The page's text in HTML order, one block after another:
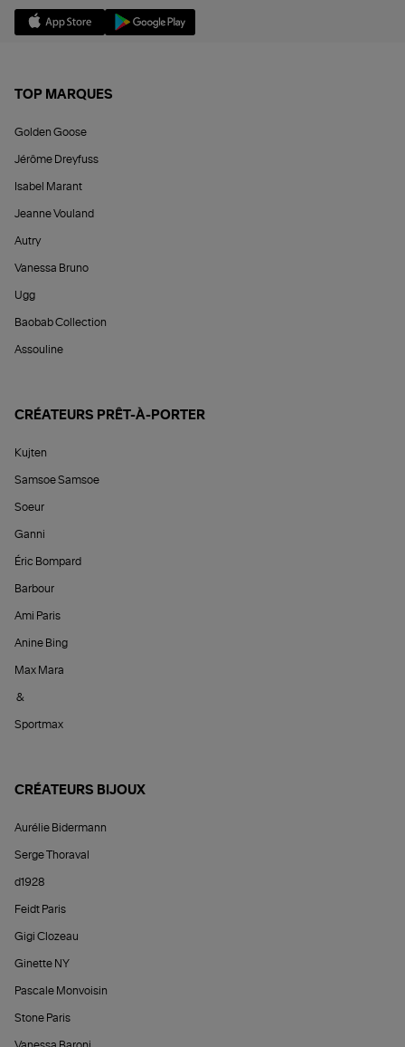
TOP MARQUES
Golden Goose
Jérôme Dreyfuss
Isabel Marant
Jeanne Vouland
Autry
Vanessa Bruno
Ugg
Baobab Collection
Assouline
CRÉATEURS PRÊT-À-PORTER
Kujten
Samsoe Samsoe
Soeur
Ganni
Éric Bompard
Barbour
Ami Paris
Anine Bing
Max Mara
&
Sportmax
CRÉATEURS BIJOUX
Aurélie Bidermann
Serge Thoraval
d1928
Feidt Paris
Gigi Clozeau
Ginette NY
Pascale Monvoisin
Stone Paris
Vanessa Baroni